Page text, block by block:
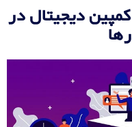
دیجیتال در